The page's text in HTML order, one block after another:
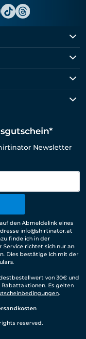
Newsletter
den Abmeldelink eines
info@shirtinator.at
finde ich in der
Service richtet sich nur an
Dies bestätige ich mit der
von 30€ und
Es gelten
.
reserved.